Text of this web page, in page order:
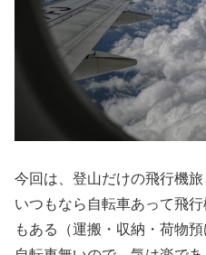
今回は、登山だけの飛行機旅
いつもなら自転車あって飛
もある（運搬・収納・荷物預